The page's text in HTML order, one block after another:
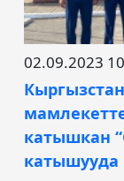
02.09.2023
катышкан
катышууда